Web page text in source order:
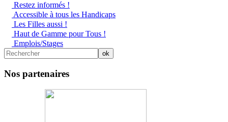
Restez informés !
Accessible à tous les Handicaps
Les Filles aussi !
Haut de Gamme pour Tous !
Emplois/Stages
Nos partenaires